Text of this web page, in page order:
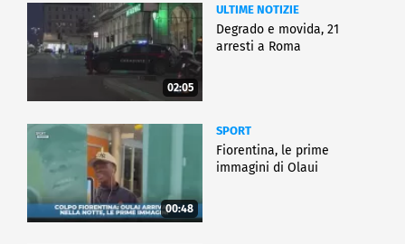
02:05
ULTIME NOTIZIE
Degrado e movida, 21
arresti a Roma
00:48
SPORT
Fiorentina, le prime
immagini di Olaui